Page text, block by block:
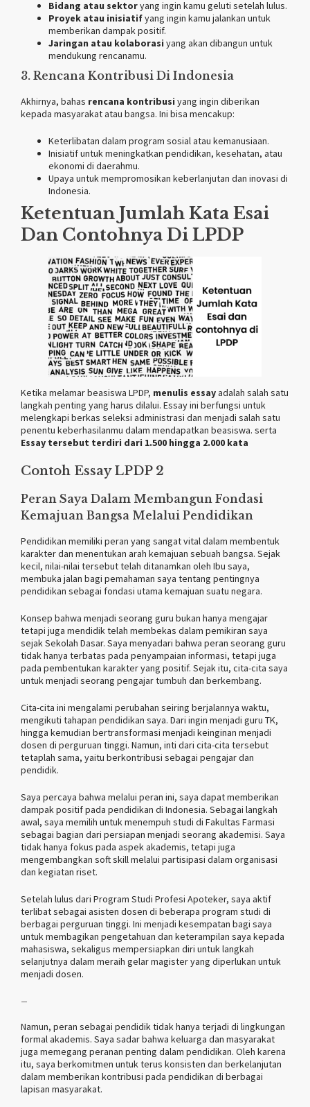
Bidang atau sektoryang ingin kamu geluti setelah lulus.
Proyek atau inisiatifyang ingin kamu jalankan untuk
memberikan dampak positif.
Jaringan atau kolaborasi yang akan dibangun untuk
mendukung rencanamu.
3. Rencana Kontribusi Di Indonesia
Akhirnya, bahas rencana kontribusi yang ingin diberikan
kepada masyarakat atau bangsa. Ini bisa mencakup:
Keterlibatan dalam program sosial atau kemanusiaan.
Inisiatif untuk meningkatkan pendidikan, kesehatan, atau
ekonomi di daerahmu.
Upaya untuk mempromosikan keberlanjutan dan inovasi di
Indonesia.
Ketentuan Jumlah Kata Esai
Dan Contohnya Di LPDP
Ketika melamar beasiswa LPDP, menulis essayadalah salah satu
langkah penting yang harus dilalui. Essay ini berfungsi untuk
melengkapi berkas seleksi administrasi dan menjadi salah satu
penentu keberhasilanmu dalam mendapatkan beasiswa. serta
Essay tersebut terdiri dari 1.500 hingga 2.000 kata
Contoh Essay LPDP 2
Peran Saya Dalam Membangun Fondasi
Kemajuan Bangsa Melalui Pendidikan
Pendidikan memiliki peran yang sangat vital dalam membentuk
karakter dan menentukan arah kemajuan sebuah bangsa. Sejak
kecil, nilai-nilai tersebut telah ditanamkan oleh Ibu saya,
membuka jalan bagi pemahaman saya tentang pentingnya
pendidikan sebagai fondasi utama kemajuan suatu negara.
Konsep bahwa menjadi seorang guru bukan hanya mengajar
tetapi juga mendidik telah membekas dalam pemikiran saya
sejak Sekolah Dasar. Saya menyadari bahwa peran seorang guru
tidak hanya terbatas pada penyampaian informasi, tetapi juga
pada pembentukan karakter yang positif. Sejak itu, cita-cita saya
untuk menjadi seorang pengajar tumbuh dan berkembang.
Cita-cita ini mengalami perubahan seiring berjalannya waktu,
mengikuti tahapan pendidikan saya. Dari ingin menjadi guru TK,
hingga kemudian bertransformasi menjadi keinginan menjadi
dosen di perguruan tinggi. Namun, inti dari cita-cita tersebut
tetaplah sama, yaitu berkontribusi sebagai pengajar dan
pendidik.
Saya percaya bahwa melalui peran ini, saya dapat memberikan
dampak positif pada pendidikan di Indonesia. Sebagai langkah
awal, saya memilih untuk menempuh studi di Fakultas Farmasi
sebagai bagian dari persiapan menjadi seorang akademisi. Saya
tidak hanya fokus pada aspek akademis, tetapi juga
mengembangkan soft skill melalui partisipasi dalam organisasi
dan kegiatan riset.
Setelah lulus dari Program Studi Profesi Apoteker, saya aktif
terlibat sebagai asisten dosen di beberapa program studi di
berbagai perguruan tinggi. Ini menjadi kesempatan bagi saya
untuk membagikan pengetahuan dan keterampilan saya kepada
mahasiswa, sekaligus mempersiapkan diri untuk langkah
selanjutnya dalam meraih gelar magister yang diperlukan untuk
menjadi dosen.
–
Namun, peran sebagai pendidik tidak hanya terjadi di lingkungan
formal akademis. Saya sadar bahwa keluarga dan masyarakat
juga memegang peranan penting dalam pendidikan. Oleh karena
itu, saya berkomitmen untuk terus konsisten dan berkelanjutan
dalam memberikan kontribusi pada pendidikan di berbagai
lapisan masyarakat.